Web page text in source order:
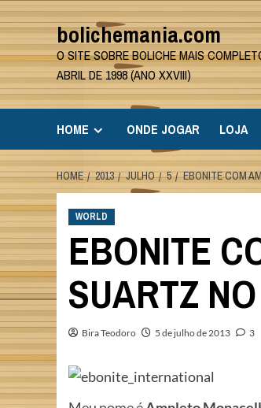
Skip
to
content
bolichemania.com
O SITE SOBRE BOLICHE MAIS
ABRIL DE 1998 (ANO XXVIII)
HOME ONDE JOGAR LOJA
HOME 2013 JULHO 5 EBONITE COM
WORLD
EBONITE
SUARTZ
Bira Teodoro 5 de julho de 2013 3